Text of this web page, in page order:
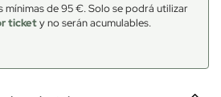
mínimas de 95 €. Solo se podrá utilizar
tickety no serán acumulables.